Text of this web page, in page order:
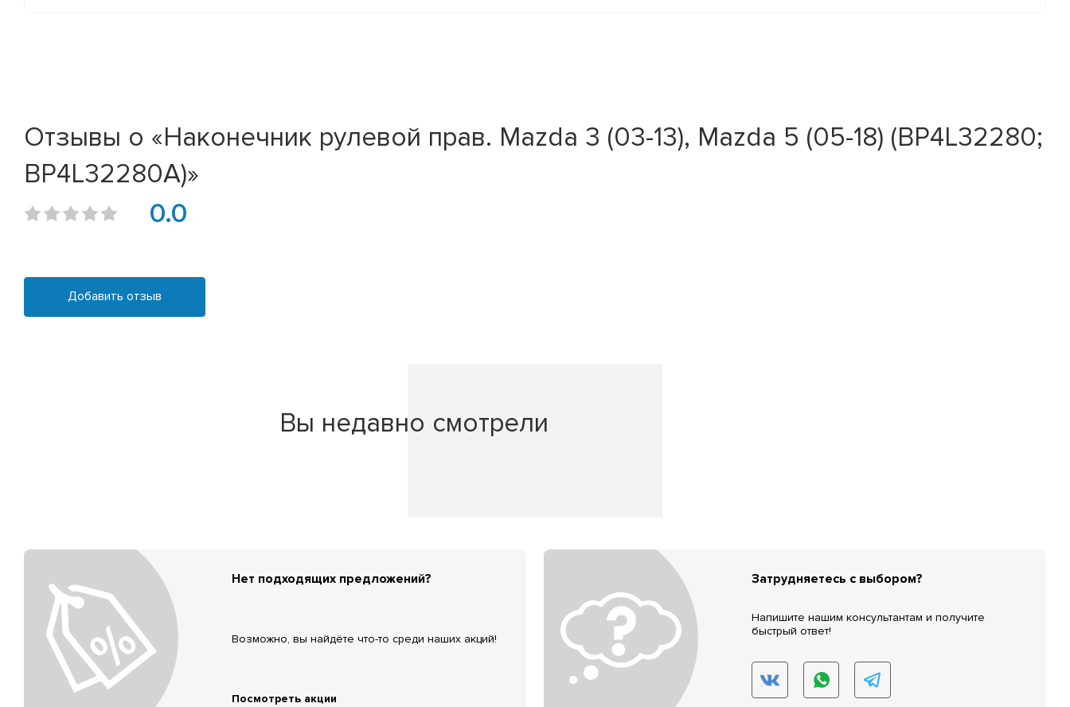
Отзывы о «Наконечник рулевой прав. Mazda 3 (03-13), Mazda 5 (05-18) (BP4L32280;
BP4L32280A)»
0.0
Добавить отзыв
Вы недавно смотрели
Нет подходящих предложений?
Возможно, вы найдёте что-то среди наших акций!
Посмотреть акции
Затрудняетесь с выбором?
Напишите нашим консультантам и получите
быстрый ответ!